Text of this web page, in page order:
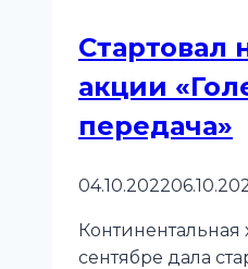
Стартовал
акции
передача»
04.10.2022
Континентальная
сентябре дала